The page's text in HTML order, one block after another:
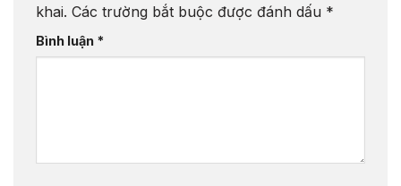
khai. Các trường bắt buộc được đánh dấu *
Bình luận *